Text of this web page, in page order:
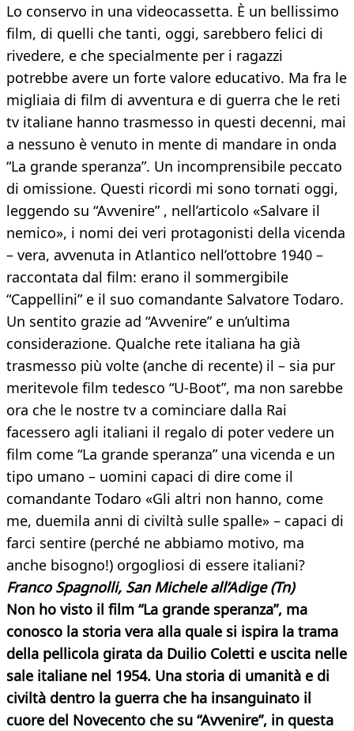
Lo conservo in una videocassetta. È un bellissimo
film, di quelli che tanti, oggi, sarebbero felici di
rivedere, e che specialmente per i ragazzi
potrebbe avere un forte valore educativo. Ma fra le
migliaia di film di avventura e di guerra che le reti
tv italiane hanno trasmesso in questi decenni, mai
a nessuno è venuto in mente di mandare in onda
“La grande speranza”. Un incomprensibile peccato
di omissione. Questi ricordi mi sono tornati oggi,
leggendo su “Avvenire” , nell’articolo «Salvare il
nemico», i nomi dei veri protagonisti della vicenda
– vera, avvenuta in Atlantico nell’ottobre 1940 –
raccontata dal film: erano il sommergibile
“Cappellini” e il suo comandante Salvatore Todaro.
Un sentito grazie ad “Avvenire” e un’ultima
considerazione. Qualche rete italiana ha già
trasmesso più volte (anche di recente) il – sia pur
meritevole film tedesco “U-Boot”, ma non sarebbe
ora che le nostre tv a cominciare dalla Rai
facessero agli italiani il regalo di poter vedere un
film come “La grande speranza” una vicenda e un
tipo umano – uomini capaci di dire come il
comandante Todaro «Gli altri non hanno, come
me, duemila anni di civiltà sulle spalle» – capaci di
farci sentire (perché ne abbiamo motivo, ma
anche bisogno!) orgogliosi di essere italiani?
Franco Spagnolli, San Michele all’Adige (Tn)
Non ho visto il film “La grande speranza”, ma
conosco la storia vera alla quale si ispira la trama
della pellicola girata da Duilio Coletti e uscita nelle
sale italiane nel 1954. Una storia di umanità e di
civiltà dentro la guerra che ha insanguinato il
cuore del Novecento che su “Avvenire”, in questa